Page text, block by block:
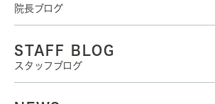
院長ブログ
STAFF BLOG
スタッフブログ